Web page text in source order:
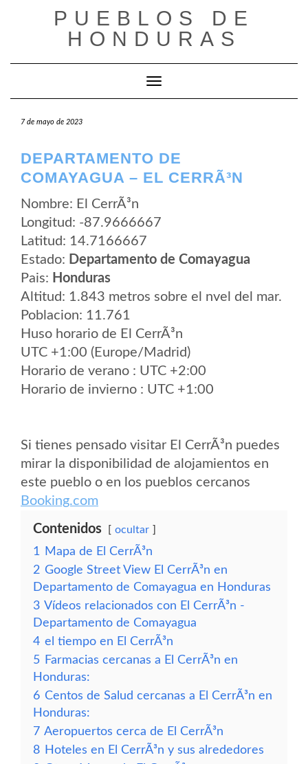
PUEBLOS DE
HONDURAS
Cambiar modo de navegación
7 de mayo de 2023
DEPARTAMENTO DE
COMAYAGUA – EL CERRÃ³N
Nombre: El CerrÃ³n
Longitud: -87.9666667
Latitud: 14.7166667
Estado: Departamento de Comayagua
Pais: Honduras
Altitud: 1.843 metros sobre el nvel del mar.
Poblacion: 11.761
Huso horario de El CerrÃ³n
UTC +1:00 (Europe/Madrid)
Horario de verano : UTC +2:00
Horario de invierno : UTC +1:00
Si tienes pensado visitar El CerrÃ³n puedes
mirar la disponibilidad de alojamientos en
este pueblo o en los pueblos cercanos
Booking.com
Contenidos ocultar
1
Mapa de El CerrÃ³n
2 Google Street View El CerrÃ³n en
Departamento de Comayagua en Honduras
3 Vídeos relacionados con El CerrÃ³n -
Departamento de Comayagua
4 el tiempo en El CerrÃ³n
5 Farmacias cercanas a El CerrÃ³n en
Honduras:
6 Centos de Salud cercanas a El CerrÃ³n en
Honduras:
7 Aeropuertos cerca de El CerrÃ³n
8 Hoteles en El CerrÃ³n y sus alrededores